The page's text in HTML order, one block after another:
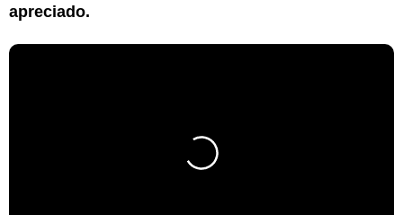
apreciado.